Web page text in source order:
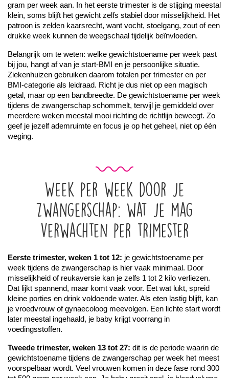
gram per week aan. In het eerste trimester is de stijging meestal
klein, soms blijft het gewicht zelfs stabiel door misselijkheid. Het
patroon is zelden kaarsrecht, want vocht, stoelgang, zout of een
drukke week kunnen de weegschaal tijdelijk beïnvloeden.
Belangrijk om te weten: welke gewichtstoename per week past
bij jou, hangt af van je start-BMI en je persoonlijke situatie.
Ziekenhuizen gebruiken daarom totalen per trimester en per
BMI-categorie als leidraad. Richt je dus niet op een magisch
getal, maar op een bandbreedte. De gewichtstoename per week
tijdens de zwangerschap schommelt, terwijl je gemiddeld over
meerdere weken meestal mooi richting de richtlijn beweegt. Zo
geef je jezelf ademruimte en focus je op het geheel, niet op één
weging.
Week per week door je
zwangerschap: wat je mag
verwachten per trimester
Eerste trimester, weken 1 tot 12: je gewichtstoename per
week tijdens de zwangerschap is hier vaak minimaal. Door
misselijkheid of reukaversie kan je zelfs 1 tot 2 kilo verliezen.
Dat lijkt spannend, maar komt vaak voor. Eet wat lukt, spreid
kleine porties en drink voldoende water. Als eten lastig blijft, kan
je vroedvrouw of gynaecoloog meevolgen. Een lichte start wordt
later meestal ingehaald, je baby krijgt voorrang in
voedingsstoffen.
Tweede trimester, weken 13 tot 27: dit is de periode waarin de
gewichtstoename tijdens de zwangerschap per week het meest
voorspelbaar wordt. Veel vrouwen komen in deze fase rond 300